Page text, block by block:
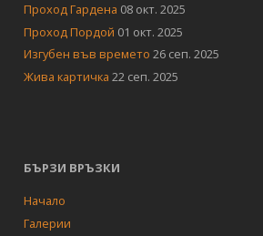
Проход Гардена 08 окт. 2025
Проход Пордой 01 окт. 2025
Изгубен във времето 26 сеп. 2025
Жива картичка 22 сеп. 2025
БЪРЗИ ВРЪЗКИ
Начало
Галерии